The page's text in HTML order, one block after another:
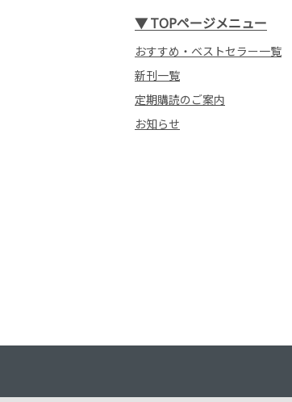
▼TOPページメニュー
おすすめ・ベストセラー一覧
新刊一覧
定期購読のご案内
お知らせ